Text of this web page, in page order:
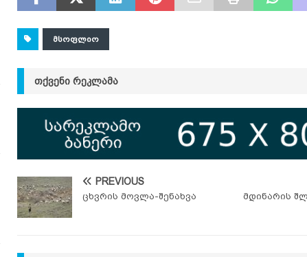
ᲛᲡᲝᲤᲚᲘᲝ
ᲗᲥᲕᲔᲜᲘ ᲠᲔᲙᲚᲐᲛᲐ
PREVIOUS
ცხვრის მოვლა-შენახვა
მდინარის